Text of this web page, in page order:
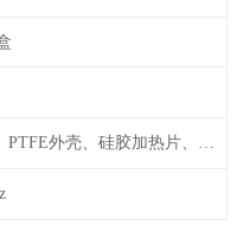
PFA腔体、PTFE外壳、硅胶加热片、塑料框架